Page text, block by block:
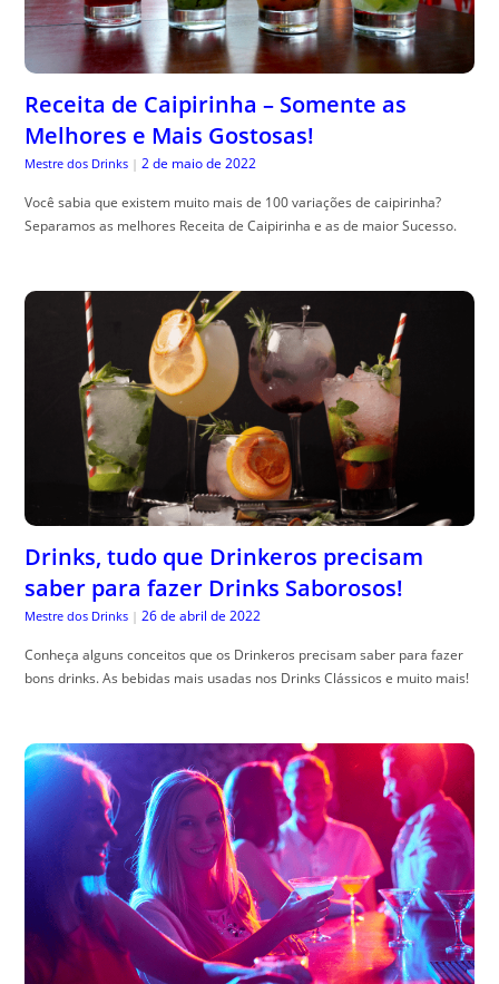
Receita de Caipirinha – Somente as
Melhores e Mais Gostosas!
Mestre dos Drinks | 2 de maio de 2022
Você sabia que existem muito mais de 100 variações de caipirinha?
Separamos as melhores Receita de Caipirinha e as de maior Sucesso.
Drinks, tudo que Drinkeros precisam
saber para fazer Drinks Saborosos!
Mestre dos Drinks | 26 de abril de 2022
Conheça alguns conceitos que os Drinkeros precisam saber para fazer
bons drinks. As bebidas mais usadas nos Drinks Clássicos e muito mais!